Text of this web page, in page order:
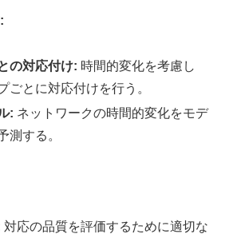
の対応付け: 時間的変化を考慮し
ごとに対応付けを行う。
: ネットワークの時間的変化をモデ
測する。
対応の品質を評価するために適切な